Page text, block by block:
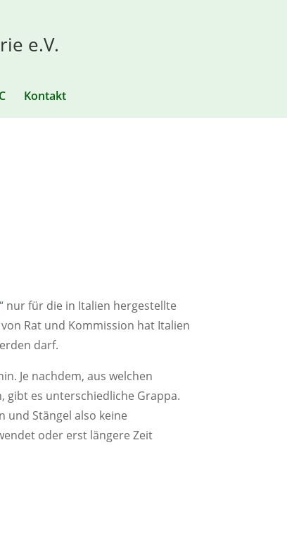
e.V.
Kontakt
“ nur für die in Italien hergestellte
Rat und Kommission hat Italien
darf.
Je nachdem, aus welchen
gibt es unterschiedliche Grappa.
und Stängel also keine
oder erst längere Zeit